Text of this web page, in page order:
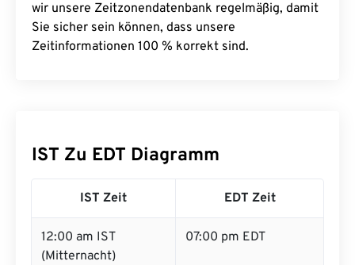
wir unsere Zeitzonendatenbank regelmäßig, damit
Sie sicher sein können, dass unsere
Zeitinformationen 100 % korrekt sind.
IST Zu EDT Diagramm
IST Zeit EDT Zeit
12:00 am IST
(Mitternacht)
07:00 pm EDT